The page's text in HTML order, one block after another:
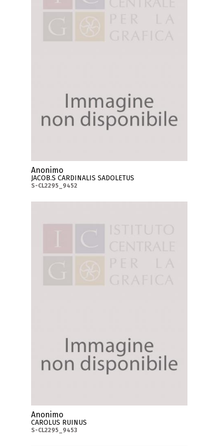
Anonimo
JACOB.S CARDINALIS SADOLETUS
S-CL2295_9452
Anonimo
CAROLUS RUINUS
S-CL2295_9453